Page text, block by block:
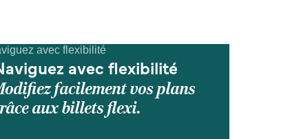
avec flexibilité
facilement vos plans
aux billets flexi.